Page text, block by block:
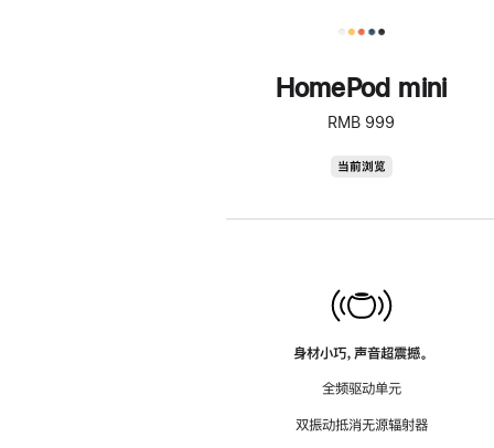
HomePod mini
RMB 999
当前浏览
身材小巧，声音超震撼。
全频驱动单元
双振动抵消无源辐射器